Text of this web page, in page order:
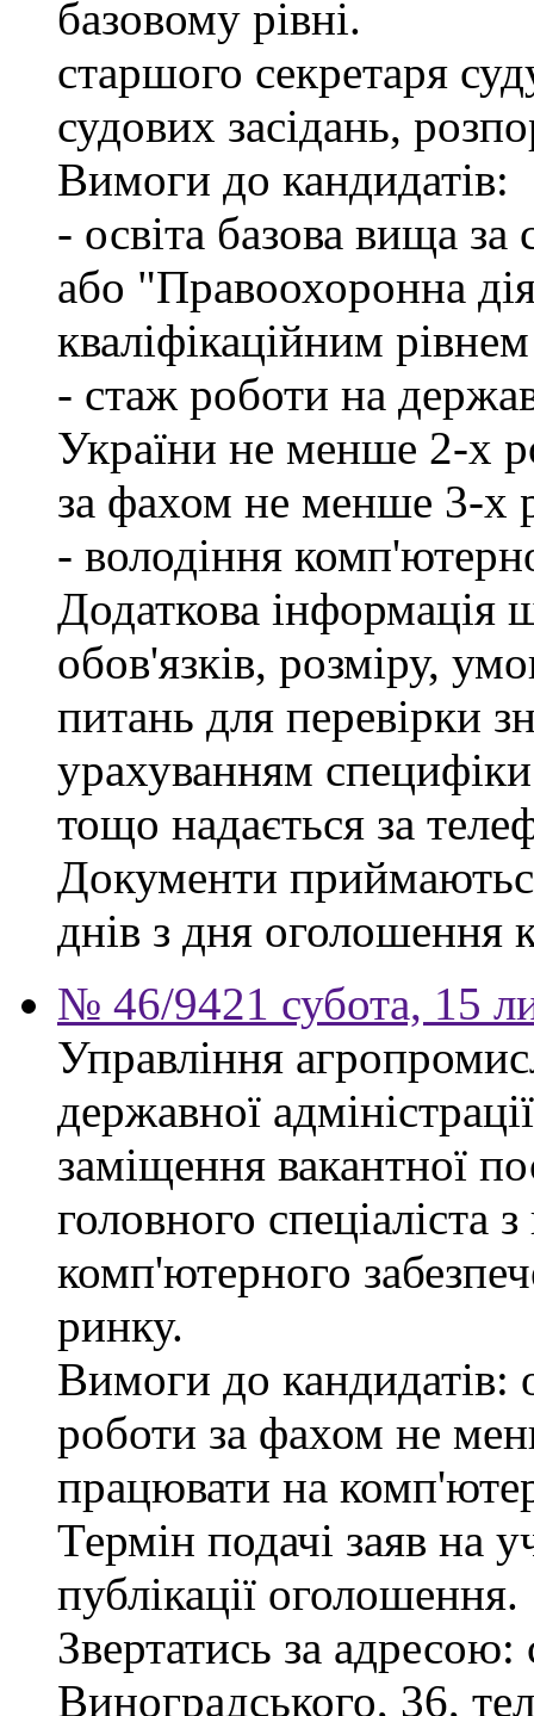
базовому рівні.
старшого секретаря
судових засідань,
Вимоги до кандидатів:
- освіта базова вища
або "Правоохоронна
кваліфікаційним
- стаж роботи на
України не менше 2-х
за фахом не менше 3-х
- володіння
Додаткова інформація
обов'язків, розміру,
питань для перевірки
урахуванням
тощо надається за
Документи
днів з дня оголошення
№ 46/9421 субота, 15
Управління
державної
заміщення вакантної
головного спеціаліста
комп'ютерного
ринку.
Вимоги до
роботи за фахом не
працювати на
Термін подачі заяв на
публікації оголошення.
Звертатись за
Виноградського, 36,